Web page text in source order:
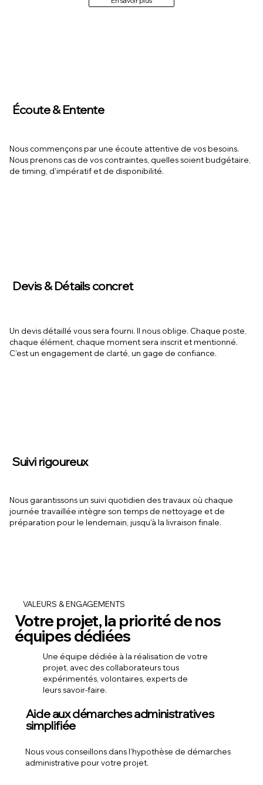
Écoute & Entente
Nous commençons par une écoute attentive de vos besoins.
Nous prenons cas de vos contraintes, quelles soient budgétaire,
de timing, d’impératif et de disponibilité.
Devis & Détails concret
Un devis détaillé vous sera fourni. Il nous oblige. Chaque poste,
chaque élément, chaque moment sera inscrit et mentionné.
C’est un engagement de clarté, un gage de confiance.
Suivi rigoureux
Nous garantissons un suivi quotidien des travaux où chaque
journée travaillée intègre son temps de nettoyage et de
préparation pour le lendemain, jusqu'à la livraison finale.
VALEURS & ENGAGEMENTS
Votre projet, la priorité de nos
équipes dédiées
Une équipe dédiée à la réalisation de votre
projet, avec des collaborateurs tous
expérimentés, volontaires, experts de
leurs savoir-faire.
Aide aux démarches administratives
simplifiée
Nous vous conseillons dans l’hypothèse de démarches
administrative pour votre projet.